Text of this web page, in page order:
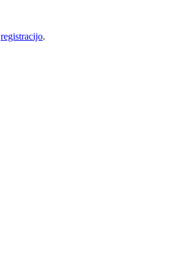
registracijo.